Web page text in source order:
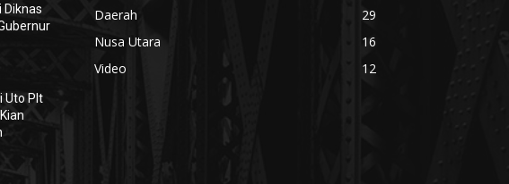
Diknas
Uto Plt
Daerah
29
Nusa Utara
16
Video
12